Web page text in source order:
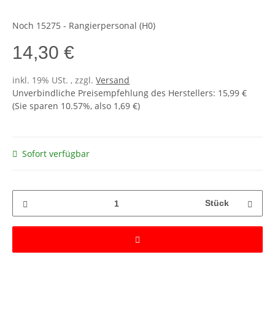
Noch 15275 - Rangierpersonal (H0)
14,30 €
inkl. 19% USt. , zzgl.Versand
Unverbindliche Preisempfehlung des Herstellers: 15,99 €
(Sie sparen 10.57%, also 1,69 €)
Sofort verfügbar
Stück